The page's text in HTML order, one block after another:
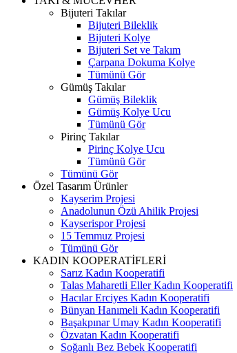
Bijuteri Takılar
Bijuteri Bileklik
Bijuteri Kolye
Bijuteri Set ve Takım
Çarpana Dokuma Kolye
Tümünü Gör
Gümüş Takılar
Gümüş Bileklik
Gümüş Kolye Ucu
Tümünü Gör
Pirinç Takılar
Pirinç Kolye Ucu
Tümünü Gör
Tümünü Gör
Özel Tasarım Ürünler
Kayserim Projesi
Anadolunun Özü Ahilik Projesi
Kayserispor Projesi
15 Temmuz Projesi
Tümünü Gör
KADIN KOOPERATİFLERİ
Sarız Kadın Kooperatifi
Talas Maharetli Eller Kadın Kooperatifi
Hacılar Erciyes Kadın Kooperatifi
Bünyan Hanımeli Kadın Kooperatifi
Başakpınar Umay Kadın Kooperatifi
Özvatan Kadın Kooperatifi
Soğanlı Bez Bebek Kooperatifi